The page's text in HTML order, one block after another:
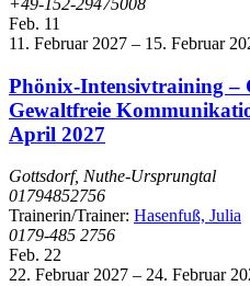
Feb. 11
11. Februar 2027 – 15. Februar
Phönix-Intensivtraining –
Gewaltfreie
April 2027
Gottsdorf, Nuthe-Ursprungtal
01794852756
Trainerin/Trainer: Hasenfuß, Julia
0179-485 2756
Feb. 22
22. Februar 2027 – 24. Februar